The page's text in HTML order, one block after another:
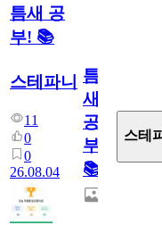
틈새 공
부! 📚
스테파니
11
0
0
26.08.04
틈
새
공
부!
📚
스테